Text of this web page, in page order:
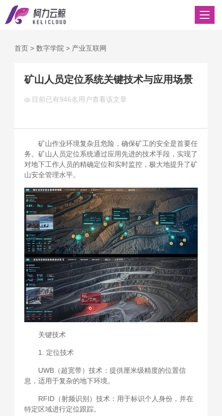
首页> 数字学院 > 产业互联网
矿山人员定位系统关键技术与应用场景
目前已有946名用户查看该文章
矿山作业环境复杂且危险，确保矿工的安全是首要任
务。矿山人员定位系统通过应用先进的技术手段，实现了
对地下工作人员的精确定位和实时监控，极大地提升了矿
山安全管理水平。
关键技术
1. 定位技术
UWB（超宽带）技术：提供厘米级精度的位置信
息，适用于复杂的地下环境。
RFID（射频识别）技术：用于标识个人身份，并在
特定区域进行定位跟踪。